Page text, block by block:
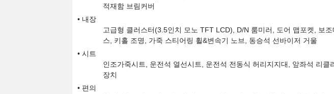
적재함 브림커버
내장
고급형 클러스터(3.5인치 모노 TFT LCD), D/N 룸미러, 도어 맵포켓, 보
스, 키홀 조명, 가죽 스티어링 휠&변속기 노브, 동승석 선바이저 거울
시트
인조가죽시트, 운전석 열선시트, 운전석 전동식 허리지지대, 앞좌석 리
장치
편의